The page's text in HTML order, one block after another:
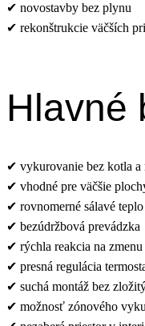
✔ novostavby bez plynu
✔ rekonštrukcie väčších
Hlavné
✔ vykurovanie bez kotla
✔ vhodné pre väčšie
✔ rovnomerné sálavé
✔ bezúdržbová prevádzka
✔ rýchla reakcia na
✔ presná regulácia
✔ suchá montáž bez
✔ možnosť zónového